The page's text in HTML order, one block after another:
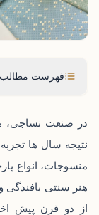
فهرست مطالب
در صنعت نساجی،
نتیجه سال‌ ها
منسوجات، انواع
هنر سنتی بافندگی
از دو قرن پیش